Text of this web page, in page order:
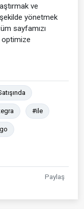
ve
yönetmek
sayfamızı
optimize
#ile
Paylaş